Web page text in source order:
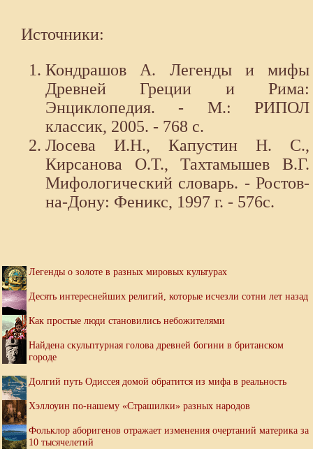
Источники:
Кондрашов А. Легенды и мифы
Древней Греции и Рима:
Энциклопедия. - М.: РИПОЛ
классик, 2005. - 768 с.
Лосева И.Н., Капустин Н. С.,
Кирсанова О.Т., Тахтамышев В.Г.
Мифологический словарь. - Ростов-
на-Дону: Феникс, 1997 г. - 576с.
Легенды о золоте в разных мировых культурах
Десять интереснейших религий, которые исчезли сотни лет назад
Как простые люди становились небожителями
Найдена скульптурная голова древней богини в британском
городе
Долгий путь Одиссея домой обратится из мифа в реальность
Хэллоуин по-нашему «Страшилки» разных народов
Фольклор аборигенов отражает изменения очертаний материка за
10 тысячелетий